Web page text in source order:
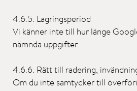
4.6.5. Lagringsperiod
Vi känner inte till hur länge
nämnda uppgifter.
4.6.6. Rätt till radering,
Om du inte samtycker till